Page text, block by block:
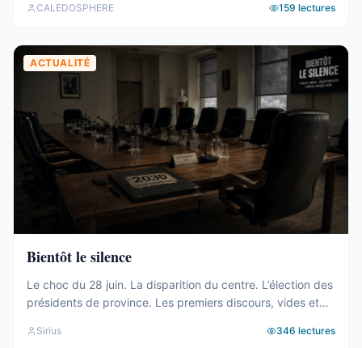
gouvernement, et des comptes qui coincent C’est fait. Le
gouvernement ont été élus au Congrès (abonnés), ...
CALEDOSPHERE 159 lectures
ACTUALITÉ
Bientôt le silence
Le choc du 28 juin. La disparition du centre. L’élection des
présidents de province. Les premiers discours, vides et
neuf sièges cohérents et pourtant sans aucune prise sur
Sirius 346 lectures